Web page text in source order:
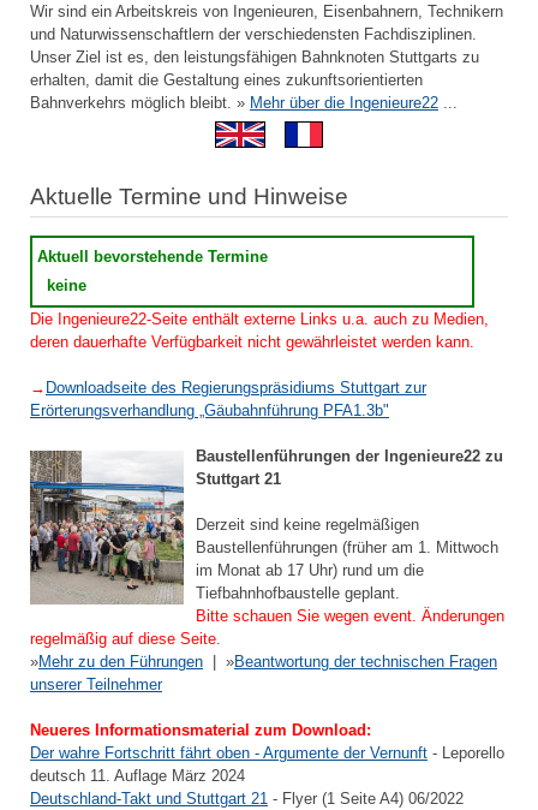
Wir sind ein Arbeitskreis von Ingenieuren, Eisenbahnern, Technikern
und Naturwissenschaftlern der verschiedensten Fachdisziplinen.
Unser Ziel ist es, den leistungsfähigen Bahnknoten Stuttgarts zu
erhalten, damit die Gestaltung eines zukunftsorientierten
Bahnverkehrs möglich bleibt. » Mehr über die Ingenieure22
Aktuelle Termine und Hinweise
Aktuell bevorstehende Termine
keine
Die Ingenieure22-Seite enthält externe Links u.a. auch zu Medien,
deren dauerhafte Verfügbarkeit nicht gewährleistet werden kann.
→ Downloadseite des Regierungspräsidiums Stuttgart zur
Erörterungsverhandlung „Gäubahnführung PFA1.3b"
Baustellenführungen der Ingenieure22 zu
Stuttgart 21
Derzeit sind keine regelmäßigen
Baustellenführungen (früher am 1. Mittwoch
im Monat ab 17 Uhr) rund um die
Tiefbahnhofbaustelle geplant.
Bitte schauen Sie wegen event. Änderungen
regelmäßig auf diese Seite.
»Mehr zu den Führungen | »Beantwortung der technischen Fragen
unserer Teilnehmer
Neueres Informationsmaterial zum Download:
Der wahre Fortschritt fährt oben - Argumente der Vernunft - Leporello
deutsch 11. Auflage März 2024
Deutschland-Takt und Stuttgart 21 - Flyer (1 Seite A4) 06/2022